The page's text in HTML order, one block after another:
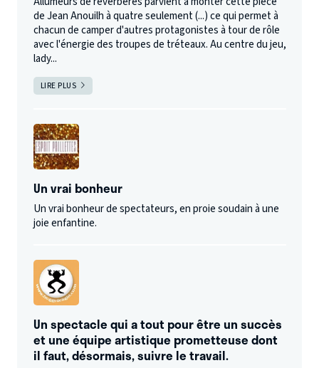
de Jean Anouilh à quatre seulement (...) ce qui permet à
chacun de camper d'autres protagonistes à tour de rôle
avec l'énergie des troupes de tréteaux. Au centre du jeu,
lady...
LIRE PLUS
Un vrai bonheur
Un vrai bonheur de spectateurs, en proie soudain à une
joie enfantine.
Un spectacle qui a tout pour être un succès
et une équipe artistique prometteuse dont
il faut, désormais, suivre le travail.